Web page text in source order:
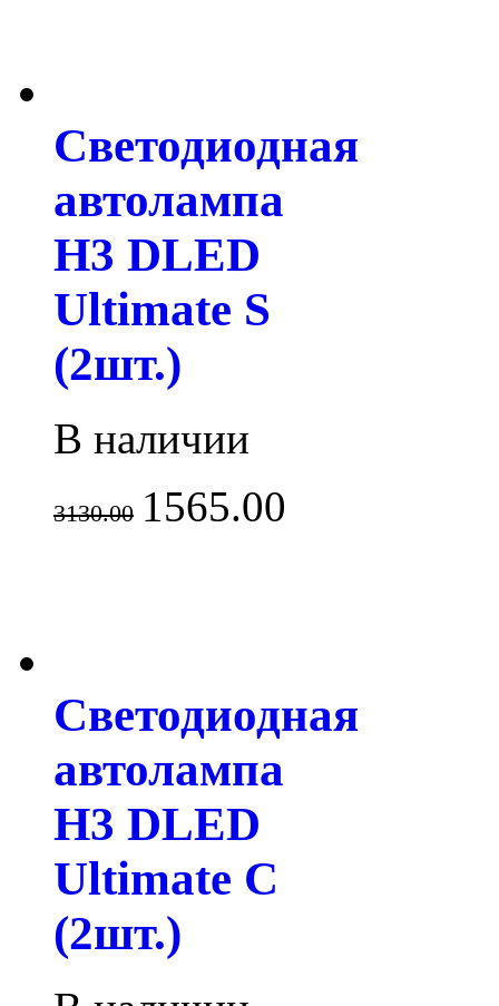
Светодиодная
автолампа
H3 DLED
Ultimate S
(2шт.)
В наличии
3130.00 1565.00
Светодиодная
автолампа
H3 DLED
Ultimate C
(2шт.)